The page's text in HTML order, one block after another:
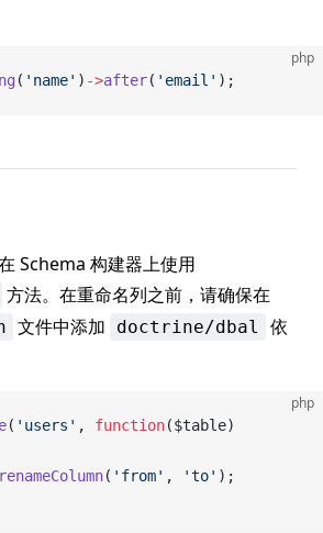
php
( 'name' ) ->after( 'email' );
Schema 构建器上使用
方法。在重命名列之前，请确保在
文件中添加 doctrine/dbal
依
php
( 'users' , function($table)
renameColumn( 'from' , 'to' );